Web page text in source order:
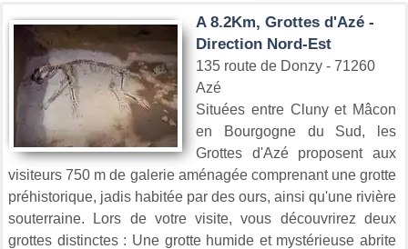
A 8.2Km, Grottes d'Azé -
Direction Nord-Est
135 route de Donzy - 71260
Azé
Situées entre Cluny et Mâcon
en Bourgogne du Sud, les
Grottes d'Azé proposent aux
visiteurs 750 m de galerie aménagée comprenant une grotte
préhistorique, jadis habitée par des ours, ainsi qu'une rivière
souterraine. Lors de votre visite, vous découvrirez deux
grottes distinctes : Une grotte humide et mystérieuse abrite